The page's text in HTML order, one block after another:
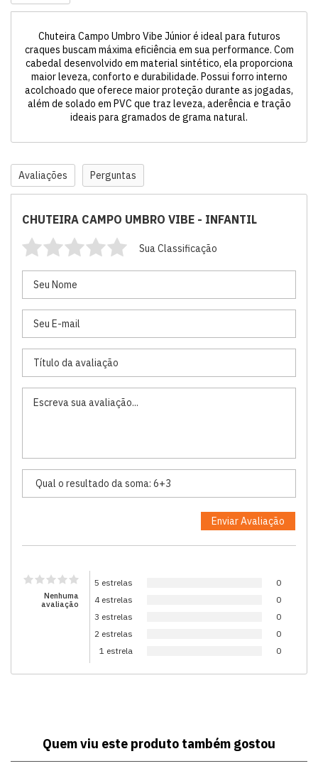
Chuteira Campo Umbro Vibe Júnior é ideal para futuros
craques buscam máxima eficiência em sua performance. Com
cabedal desenvolvido em material sintético, ela proporciona
maior leveza, conforto e durabilidade. Possui forro interno
acolchoado que oferece maior proteção durante as jogadas,
além de solado em PVC que traz leveza, aderência e tração
ideais para gramados de grama natural.
Avaliações Perguntas
CHUTEIRA CAMPO UMBRO VIBE - INFANTIL
Sua Classificação
Nenhuma
avaliação
5 estrelas
0
4 estrelas
0
3 estrelas
0
2 estrelas
0
1 estrela
0
Quem viu este produto também gostou